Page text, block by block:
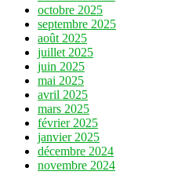
octobre 2025
septembre 2025
août 2025
juillet 2025
juin 2025
mai 2025
avril 2025
mars 2025
février 2025
janvier 2025
décembre 2024
novembre 2024